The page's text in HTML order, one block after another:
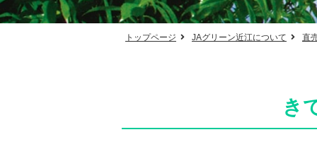
トップページ JAグリーン近江について 直
き